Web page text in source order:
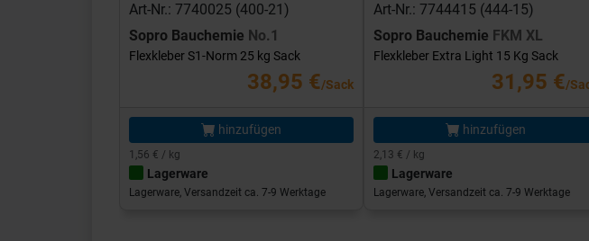
Art-Nr.: 7740025 (400-21)
Sopro Bauchemie No.1
Flexkleber S1-Norm 25 kg Sack
38,95 €/Sack
hinzufügen
1,56 € / kg
Lagerware
Lagerware, Versandzeit ca. 7-9 Werktage
Art-Nr.: 7744415 (444-15)
Sopro Bauchemie FKM XL
Flexkleber Extra Light 15 Kg Sack
31,95 €/
hinzufügen
2,13 € / kg
Lagerware
Lagerware, Versandzeit ca. 7-9 Werktage